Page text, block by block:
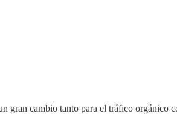
gran cambio tanto para el tráfico